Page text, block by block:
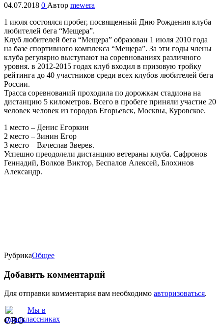
04.07.2018 0 Автор mewera
1 июля состоялся пробег, посвященный Дню Рождения клуба
любителей бега “Мещера”.
Клуб любителей бега “Мещера” образован 1 июля 2010 года
на базе спортивного комплекса “Мещера”. За эти годы члены
клуба регулярно выступают на соревнованиях различного
уровня. в 2012-2015 годах клуб входил в призовую тройку
рейтинга до 40 участников среди всех клубов любителей бега
России.
Трасса соревнований проходила по дорожкам стадиона на
дистанцию 5 километров. Всего в пробеге приняли участие 20
человек человек из городов Егорьевск, Москвы, Куровское.
1 место – Денис Егоркин
2 место – Зинин Егор
3 место – Вячеслав Зверев.
Успешно преодолели дистанцию ветераны клуба. Сафронов
Геннадий, Волков Виктор, Беспалов Алексей, Блохинов
Александр.
РубрикаOбщее
Добавить комментарий
Для отправки комментария вам необходимо авторизоваться.
СВО